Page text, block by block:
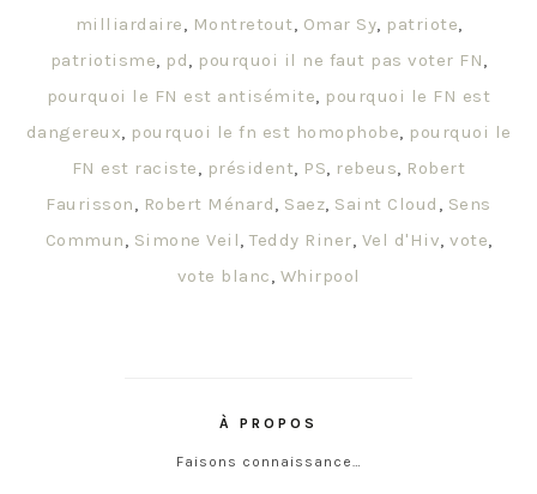
milliardaire, Montretout, Omar Sy, patriote,
patriotisme, pd, pourquoi il ne faut pas voter FN,
pourquoi le FN est antisémite, pourquoi le FN est
dangereux, pourquoi le fn est homophobe, pourquoi le
FN est raciste, président, PS, rebeus, Robert
Faurisson, Robert Ménard, Saez, Saint Cloud , Sens
Commun, Simone Veil, Teddy Riner, Vel d'Hiv, vote,
vote blanc, Whirpool
À PROPOS
Faisons connaissance…